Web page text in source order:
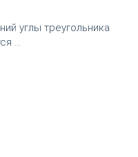
углы треугольника
…